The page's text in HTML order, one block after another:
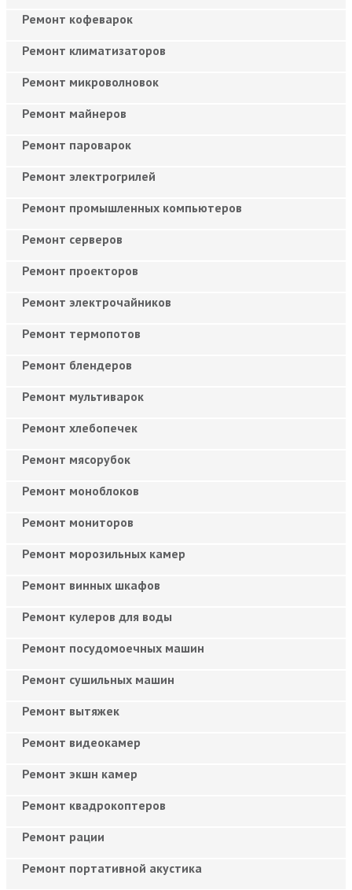
Ремонт кофеварок
Ремонт климатизаторов
Ремонт микроволновок
Ремонт майнеров
Ремонт пароварок
Ремонт электрогрилей
Ремонт промышленных компьютеров
Ремонт серверов
Ремонт проекторов
Ремонт электрочайников
Ремонт термопотов
Ремонт блендеров
Ремонт мультиварок
Ремонт хлебопечек
Ремонт мясорубок
Ремонт моноблоков
Ремонт мониторов
Ремонт морозильных камер
Ремонт винных шкафов
Ремонт кулеров для воды
Ремонт посудомоечных машин
Ремонт сушильных машин
Ремонт вытяжек
Ремонт видеокамер
Ремонт экшн камер
Ремонт квадрокоптеров
Ремонт рации
Ремонт портативной акустика